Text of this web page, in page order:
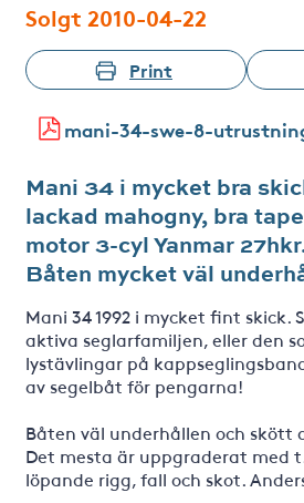
Solgt 2010-04-22
Print
mani-34-swe-8-
Mani 34 i mycket bra
lackad mahogny, bra
motor 3-cyl Yanmar
Båten mycket väl
Mani 34 1992 i mycket fint skick.
aktiva seglarfamiljen, eller den
lystävlingar på
av segelbåt för pengarna!
Båten väl underhållen och skött
Det mesta är uppgraderat med
löpande rigg, fall och skot.